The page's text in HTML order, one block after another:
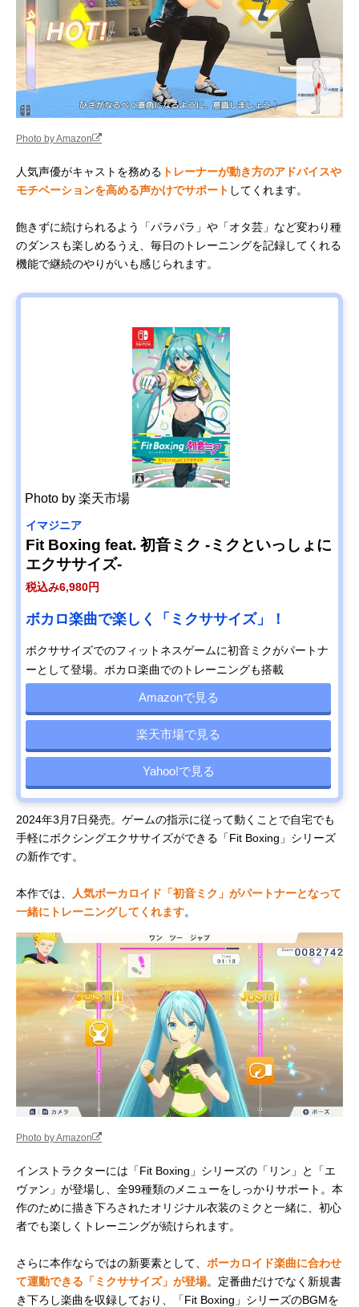
Photo by Amazon
人気声優がキャストを務める トレーナーが動き方のアドバイスや
モチベーションを高める声かけでサポート してくれます。
飽きずに続けられるよう「パラパラ」や「オタ芸」など変わり種
のダンスも楽しめるうえ、毎日のトレーニングを記録してくれる
機能で継続のやりがいも感じられます。
Photo by 楽天市場
イマジニア
Fit Boxing feat. 初音ミク ‐ミクといっしょに
エクササイズ‐
税込み6,980円
ボカロ楽曲で楽しく「ミクササイズ」！
ボクササイズでのフィットネスゲームに初音ミクがパートナ
ーとして登場。ボカロ楽曲でのトレーニングも搭載
Amazonで見る
楽天市場で見る
Yahoo!で見る
2024年3月7日発売。ゲームの指示に従って動くことで自宅でも
手軽にボクシングエクササイズができる「Fit Boxing」シリーズ
の新作です。
本作では、
人気ボーカロイド「初音ミク」がパートナーとなって
一緒にトレーニングしてくれます。
Photo by Amazon
インストラクターには「Fit Boxing」シリーズの「リン」と「エ
ヴァン」が登場し、全99種類のメニューをしっかりサポート。本
作のために描き下ろされたオリジナル衣装のミクと一緒に、初心
者でも楽しくトレーニングが続けられます。
さらに本作ならではの新要素として、 ボーカロイド楽曲に合わせ
て運動できる「ミクササイズ」が登場。定番曲だけでなく新規書
き下ろし楽曲を収録しており、「Fit Boxing」シリーズのBGMを